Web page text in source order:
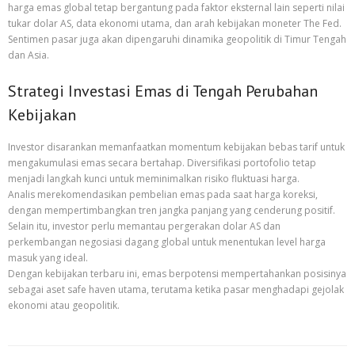
harga emas global tetap bergantung pada faktor eksternal lain seperti nilai
tukar dolar AS, data ekonomi utama, dan arah kebijakan moneter The Fed.
Sentimen pasar juga akan dipengaruhi dinamika geopolitik di Timur Tengah
dan Asia.
Strategi Investasi Emas di Tengah Perubahan
Kebijakan
Investor disarankan memanfaatkan momentum kebijakan bebas tarif untuk
mengakumulasi emas secara bertahap. Diversifikasi portofolio tetap
menjadi langkah kunci untuk meminimalkan risiko fluktuasi harga.
Analis merekomendasikan pembelian emas pada saat harga koreksi,
dengan mempertimbangkan tren jangka panjang yang cenderung positif.
Selain itu, investor perlu memantau pergerakan dolar AS dan
perkembangan negosiasi dagang global untuk menentukan level harga
masuk yang ideal.
Dengan kebijakan terbaru ini, emas berpotensi mempertahankan posisinya
sebagai aset safe haven utama, terutama ketika pasar menghadapi gejolak
ekonomi atau geopolitik.